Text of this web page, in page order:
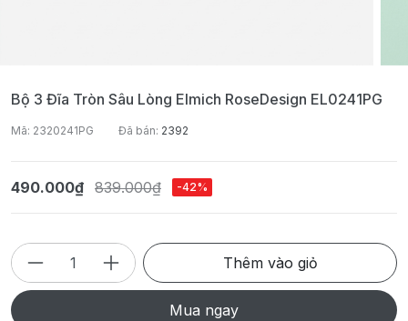
Bộ 3 Đĩa Tròn Sâu Lòng Elmich RoseDesign EL0241PG
Mã: 2320241PG Đã bán: 2392
490.000₫ 839.000₫ -42%
Thêm vào giỏ
Mua ngay